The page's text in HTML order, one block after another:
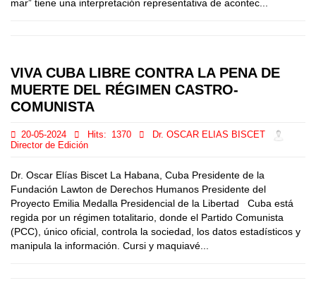
mar” tiene una interpretación representativa de acontec...
VIVA CUBA LIBRE CONTRA LA PENA DE
MUERTE DEL RÉGIMEN CASTRO-
COMUNISTA
20-05-2024 Hits: 1370
Dr. OSCAR ELIAS BISCET
Director de Edición
Dr. Oscar Elías Biscet La Habana, Cuba Presidente de la
Fundación Lawton de Derechos Humanos Presidente del
Proyecto Emilia Medalla Presidencial de la Libertad Cuba está
regida por un régimen totalitario, donde el Partido Comunista
(PCC), único oficial, controla la sociedad, los datos estadísticos y
manipula la información. Cursi y maquiavé...